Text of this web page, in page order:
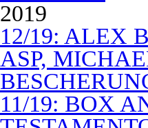
2019
12/19: ALEX
ASP,
11/19: BOX